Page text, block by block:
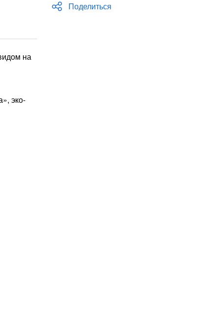
Поделиться
на
эко-